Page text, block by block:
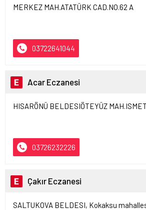
MERKEZ MAH.ATATÜRK CAD.NO.62 A
03722641044
Acar Eczanesi
HISARÖNÜ BELDESIÖTEYÜZ
03726232226
Çakır Eczanesi
SALTUKOVA BELDESI, Kokaksu